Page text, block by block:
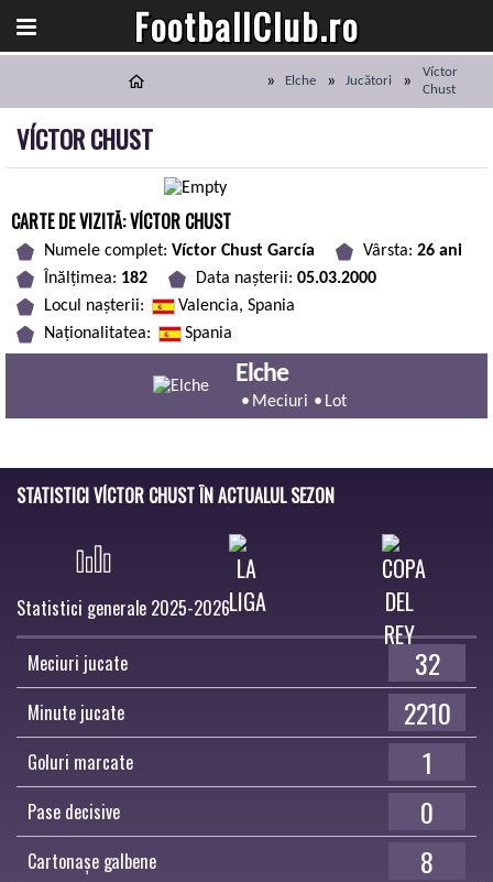
FootballClub.ro
Elche Jucători
Víctor
Chust
VÍCTOR CHUST
CARTE DE VIZITĂ: VÍCTOR CHUST
Numele complet: Víctor Chust García Vârsta: 26 ani
Înălțimea: 182 Data nașterii: 05.03.2000
Locul nașterii:
Valencia, Spania
Naționalitatea:
Spania
Elche
Meciuri Lot
STATISTICI VÍCTOR CHUST ÎN ACTUALUL SEZON
Statistici generale 2025-2026
Meciuri jucate 32
Minute jucate 2210
Goluri marcate 1
Pase decisive 0
Cartonașe galbene 8